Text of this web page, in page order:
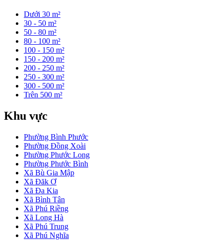
Dưới 30 m²
30 - 50 m²
50 - 80 m²
80 - 100 m²
100 - 150 m²
150 - 200 m²
200 - 250 m²
250 - 300 m²
300 - 500 m²
Trên 500 m²
Khu vực
Phường Bình Phước
Phường Đồng Xoài
Phường Phước Long
Phường Phước Bình
Xã Bù Gia Mập
Xã Đăk Ơ
Xã Đa Kia
Xã Bình Tân
Xã Phú Riềng
Xã Long Hà
Xã Phú Trung
Xã Phú Nghĩa